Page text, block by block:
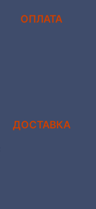
ОПЛАТА
ДОСТАВКА